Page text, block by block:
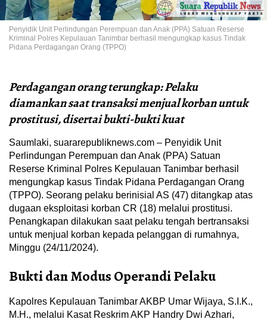
Penyidik Unit Perlindungan Perempuan dan Anak (PPA) Satuan Reserse
Kriminal Polres Kepulauan Tanimbar berhasil mengungkap kasus Tindak
Pidana Perdagangan Orang (TPPO)
Perdagangan orang terungkap: Pelaku
diamankan saat transaksi menjual korban untuk
prostitusi, disertai bukti-bukti kuat
Saumlaki, suararepubliknews.com – Penyidik Unit
Perlindungan Perempuan dan Anak (PPA) Satuan
Reserse Kriminal Polres Kepulauan Tanimbar berhasil
mengungkap kasus Tindak Pidana Perdagangan Orang
(TPPO). Seorang pelaku berinisial AS (47) ditangkap atas
dugaan eksploitasi korban CR (18) melalui prostitusi.
Penangkapan dilakukan saat pelaku tengah bertransaksi
untuk menjual korban kepada pelanggan di rumahnya,
Minggu (24/11/2024).
Bukti dan Modus Operandi Pelaku
Kapolres Kepulauan Tanimbar AKBP Umar Wijaya, S.I.K.,
M.H., melalui Kasat Reskrim AKP Handry Dwi Azhari,